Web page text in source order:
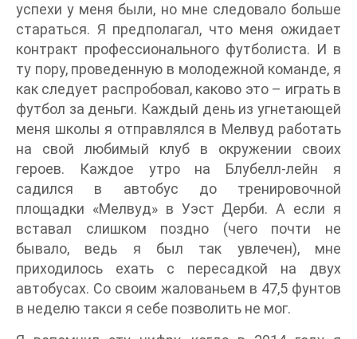
успехи у меня были, но мне следовало больше
стараться. Я предполагал, что меня ожидает
контракт профессионального футболиста. И в
ту пору, проведенную в молодежной команде, я
как следует распробовал, каково это – играть в
футбол за деньги. Каждый день из угнетающей
меня школы я отправлялся в Мелвуд работать
на свой любимый клуб в окружении своих
героев. Каждое утро на Блубелл-лейн я
садился в автобус до тренировочной
площадки «Мелвуд» в Уэст Дерби. А если я
вставал слишком поздно (чего почти не
бывало, ведь я был так увлечен), мне
приходилось ехать с пересадкой на двух
автобусах. Со своим жалованьем в 47,5 фунтов
в неделю такси я себе позволить не мог.